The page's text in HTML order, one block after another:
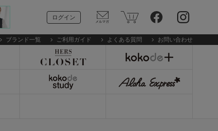
ログイン
ブランド一覧 ご利用ガイド よくある質問 お問い合わせ